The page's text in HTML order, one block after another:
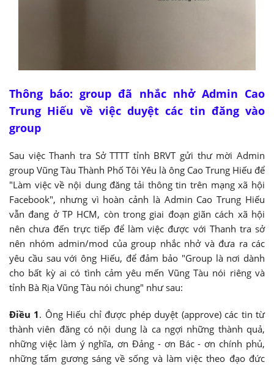
Thông báo: group đã nhắc nhở Admin Cao
Trung Hiếu về việc duyệt các tin đăng vào
group
Sau việc Thanh tra Sở TTTT tỉnh BRVT gửi thư mời Admin
group Vũng Tàu Thành Phố Tôi Yêu là ông Cao Trung Hiếu để
"Làm việc về nội dung đăng tải thông tin trên mạng xã hội
Facebook", nhưng vì hoàn cảnh là Admin Cao Trung Hiếu
vẫn đang ở TP HCM, còn trong giai đoạn giãn cách xã hội
nên chưa đến trực tiếp để làm việc được với Thanh tra sở
nên nhóm admin/mod của group nhắc nhở và đưa ra các
yêu cầu sau với ông Hiếu, để đảm bảo "Group là nơi dành
cho bất kỳ ai có tình cảm yêu mến Vũng Tàu nói riêng và
tỉnh Bà Rịa Vũng Tàu nói chung" như sau:
Điều 1. Ông Hiếu chỉ được phép duyệt (approve) các tin từ
thành viên đăng có nội dung là ca ngợi những thành quả,
những việc làm ý nghĩa, ơn Đảng - ơn Bác - ơn chính phủ,
những tấm gương sáng về sống và làm việc theo đạo đức